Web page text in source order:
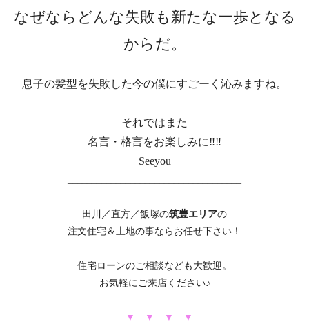
なぜならどんな失敗も新たな一歩となる
からだ。
息子の髪型を失敗した今の僕にすごーく沁みますね。
それではまた
名言・格言をお楽しみに‼‼
Seeyou
田川／直方／飯塚の筑豊エリアの
注文住宅＆土地の事ならお任せ下さい！
住宅ローンのご相談なども大歓迎。
お気軽にご来店ください♪
▼ ▼ ▼ ▼